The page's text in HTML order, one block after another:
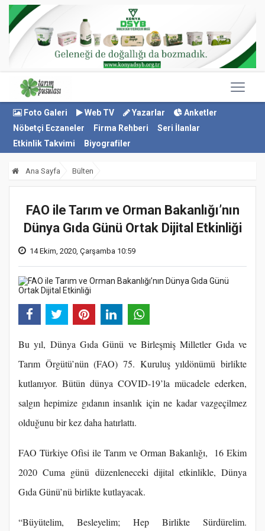
Foto Galeri Web TV Yazarlar
Anketler
Nöbetçi Eczaneler
Firma Rehberi
Seri İlanlar
Etkinlik Takvimi
Biyografiler
Ana Sayfa Bülten
FAO ile Tarım ve Orman Bakanlığı’nın
Dünya Gıda Günü Ortak Dijital Etkinliği
14 Ekim, 2020, Çarşamba 10:59
Bu yıl, Dünya Gıda Günü ve Birleşmiş Milletler Gıda ve
Tarım Örgütü’nün (FAO) 75. Kuruluş yıldönümü birlikte
kutlanıyor. Bütün dünya COVID-19’la mücadele ederken,
salgın hepimize gıdanın insanlık için ne kadar vazgeçilmez
olduğunu bir kez daha hatırlattı.
FAO Türkiye Ofisi ile Tarım ve Orman Bakanlığı, 16 Ekim
2020 Cuma günü düzenleneceki dijital etkinlikle, Dünya
Gıda Günü’nü birlikte kutlayacak.
“Büyütelim, Besleyelim; Hep Birlikte Sürdürelim.